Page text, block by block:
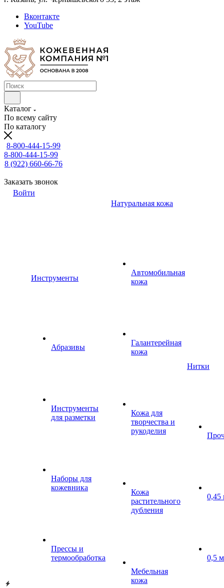
Вконтакте
YouTube
Каталог
По всему сайту
По каталогу
8-800-444-15-99
8-800-444-15-99
8 (922) 660-66-76
Заказать звонок
Войти
Инструменты
Абразивы
Инструменты
для разметки
Наборы для
кожевника
Прессы и
термообработка
Натуральная кожа
Автомобильная
кожа
Галантерейная
кожа
Кожа для
творчества и
рукоделия
Кожа
растительного
дубления
Мебельная
кожа
Нитки
0,45
0,5